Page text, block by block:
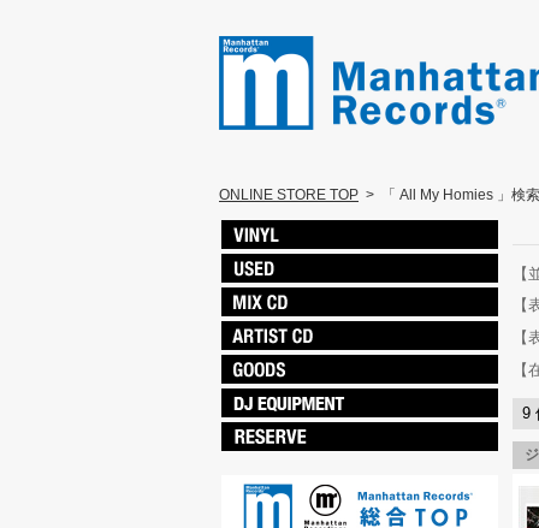
ONLINE STORE TOP > 「 All My Homies 」検
【
【
【
【
9